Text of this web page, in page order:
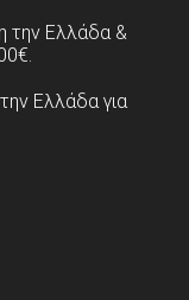
Ελλάδα &
Ελλάδα για